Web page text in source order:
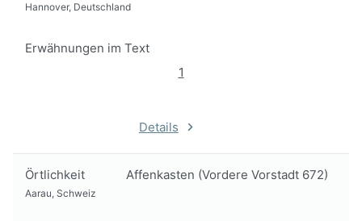
Hannover, Deutschland
Erwähnungen im Text
1
Details
Örtlichkeit Affenkasten (Vordere Vorstadt 672)
Aarau, Schweiz